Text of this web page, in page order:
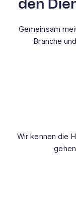
den
Gemeinsam
Branche
Wir kennen die